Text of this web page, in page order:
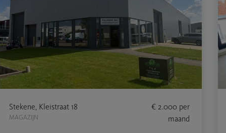
Stekene, Kleistraat 18
MAGAZIJN
€ 2.000 per
maand